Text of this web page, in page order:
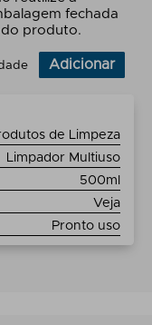
fechada
produto.
Adicionar
de Limpeza
Limpador Multiuso
500ml
Veja
Pronto uso